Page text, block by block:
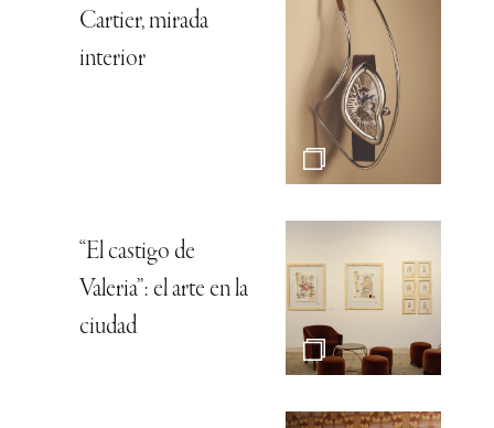
Cartier, mirada
interior
“El castigo de
Valeria”: el arte en la
ciudad